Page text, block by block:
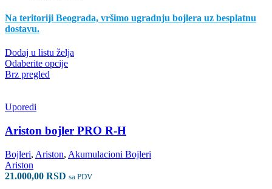
Na teritoriji Beograda, vršimo ugradnju bojlera uz besplatnu
dostavu.
Dodaj u listu želja
Odaberite opcijeOvaj
mogu
biti
izabrane
na
stranici
proizvoda.
Brz pregled
Uporedi
Ariston bojler PRO R-H
Bojleri, Ariston, Akumulacioni Bojleri
Ariston
21.000,00 RSD sa PDV